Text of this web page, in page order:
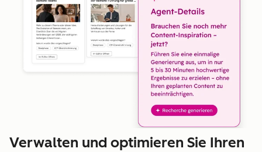
Verwalten und optimieren Sie Ihren